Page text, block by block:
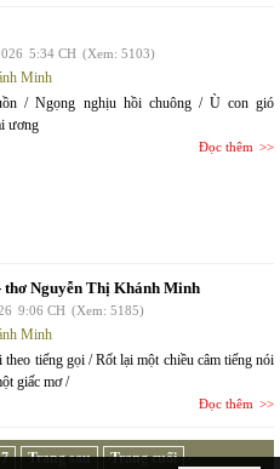
5:34 CH (Xem: 5103)
Minh
/ Ngọng nghịu hồi chuông / Ù con gió
ương
Đọc thêm
thơ Nguyễn Thị Khánh Minh
9:06 CH (Xem: 5185)
Minh
theo tiếng gọi / Rốt lại một chiều câm tiếng nói
giấc mơ /
Đọc thêm
7 Trang sau Trang cuối